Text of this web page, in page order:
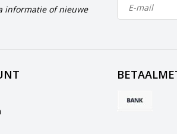
informatie of nieuwe